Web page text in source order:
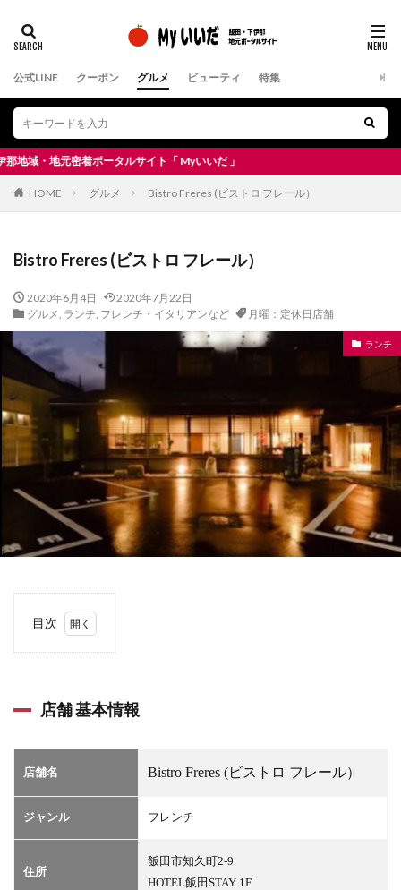
公式LINE クーポン グルメ ビューティ 特集
地元密着ポータルサイト「 Myいいだ 」
HOME グルメ Bistro Freres (ビストロ フレール）
Bistro Freres (ビストロ フレール）
2020年6月4日
2020年7月22日
グルメ, ランチ, フレンチ・イタリアンなど 月曜：定休日店舗
ランチ
目次
情報
地図
予
店舗 基本情報
店舗名 Bistro Freres (ビストロ フレール）
ジャンル フレンチ
住所
飯田市知久町2-9
HOTEL飯田STAY 1F